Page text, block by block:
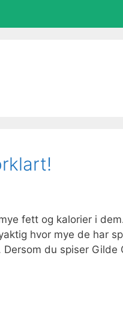
fett og kalorier i
hvor mye de har
du spiser Gilde